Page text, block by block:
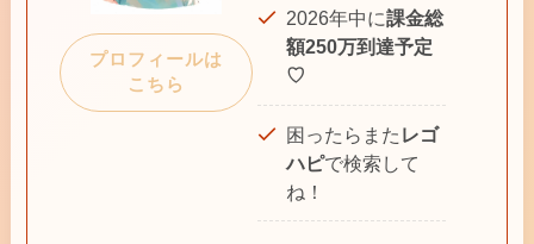
プロフィールは
こちら
2026年中に課金総
額250万到達予定
♡
困ったらまた レゴ
ハピで検索して
ね！